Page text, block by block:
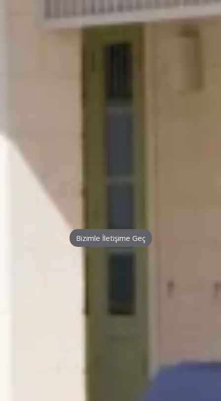
Bizimle İletişime Geç